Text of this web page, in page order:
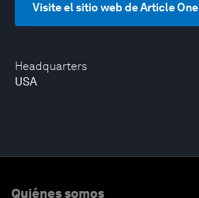
Headquarters
USA
Visite el sitio web de Article One
Quiénes somos